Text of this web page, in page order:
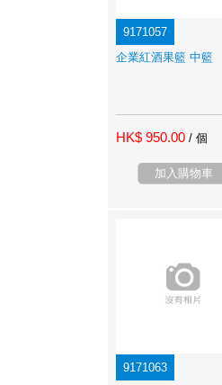
9171057
企業紅酒果籃 中籃
HK$ 950.00 / 個
加入購物車
9171063